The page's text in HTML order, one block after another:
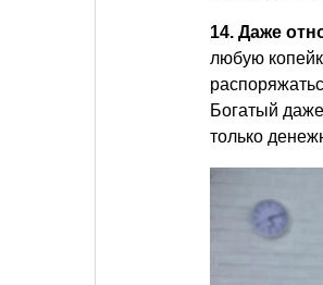
14. Даже
любую
Богатый
только